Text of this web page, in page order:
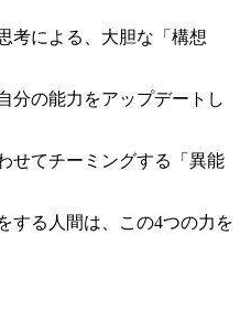
考による、大胆な「構想
分の能力をアップデートし
せてチーミングする「異能
する人間は、この4つの力を